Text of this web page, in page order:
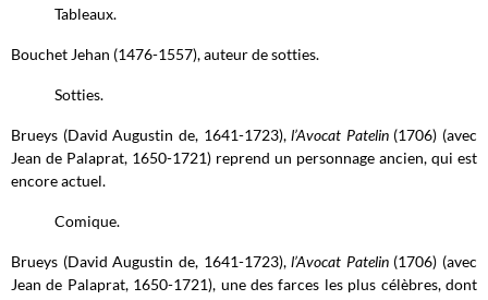
Tableaux.
Bouchet Jehan (1476-1557), auteur de sotties.
Sotties.
Brueys (David Augustin de, 1641-1723),l’Avocat Patelin(1706) (avec
Jean de Palaprat, 1650-1721) reprend un personnage ancien, qui est
encore actuel.
Comique.
Brueys (David Augustin de, 1641-1723),l’Avocat Patelin(1706) (avec
Jean de Palaprat, 1650-1721), une des farces les plus célèbres, dont